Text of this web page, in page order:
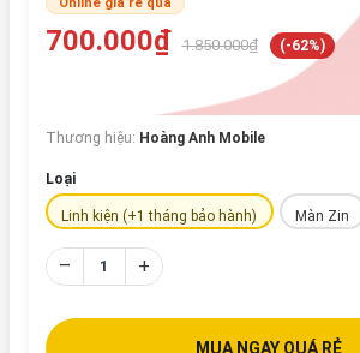
700.000₫ 1.850.000₫ (-62%)
Thương hiệu: Hoàng Anh Mobile
Loại
Linh kiện (+1 tháng bảo hành) Màn Zin
– +
MUA NGAY QUÁ RẺ